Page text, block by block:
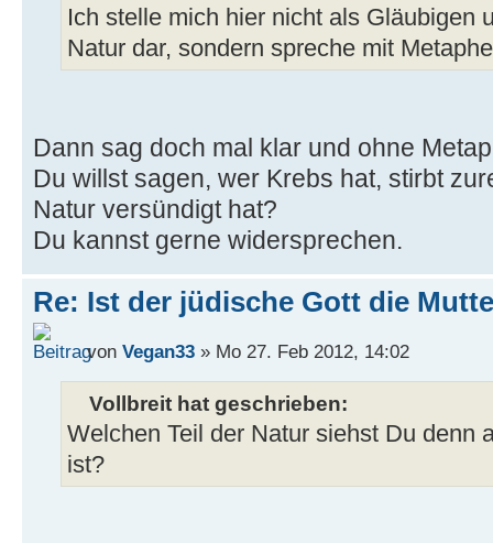
Ich stelle mich hier nicht als Gläubigen
Natur dar, sondern spreche mit
Dann sag doch mal klar und ohne
Du willst sagen, wer Krebs hat, stirbt
Natur versündigt hat?
Du kannst gerne widersprechen.
Re: Ist der jüdische Gott die
von Vegan33 » Mo 27. Feb 2012, 14:02
Vollbreit hat geschrieben:
Welchen Teil der Natur siehst Du denn
ist?